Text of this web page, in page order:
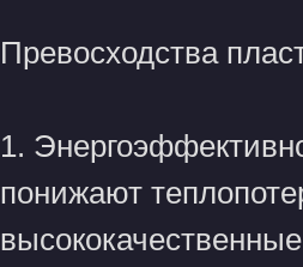
Превосходства
1.
понижают